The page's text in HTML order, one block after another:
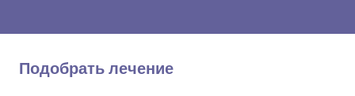
Подобрать лечение